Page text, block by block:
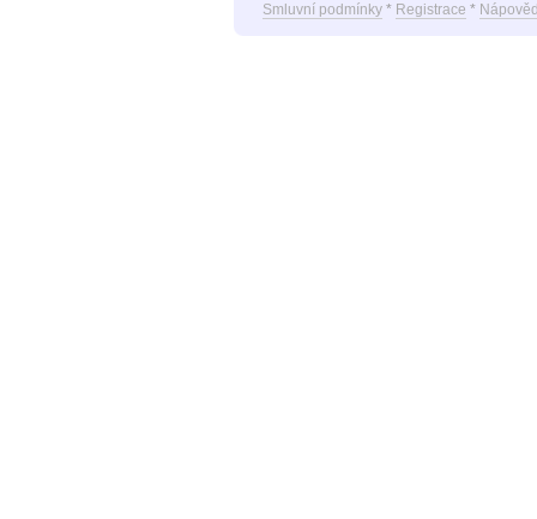
Smluvní podmínky* Registrace *